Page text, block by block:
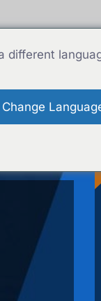
different
Change